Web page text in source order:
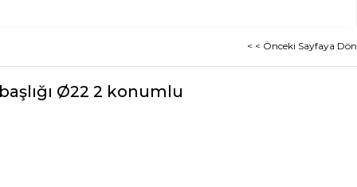
< < Önceki Sayfaya Dön
Ø22 2 konumlu